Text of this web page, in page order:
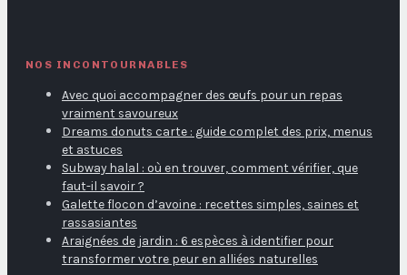
NOS INCONTOURNABLES
Avec quoi accompagner des œufs pour un repas
vraiment savoureux
Dreams donuts carte : guide complet des prix, menus
et astuces
Subway halal : où en trouver, comment vérifier, que
faut-il savoir ?
Galette flocon d’avoine : recettes simples, saines et
rassasiantes
Araignées de jardin : 6 espèces à identifier pour
transformer votre peur en alliées naturelles